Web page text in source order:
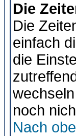
Die
Die
einfach
die
noch
Nach